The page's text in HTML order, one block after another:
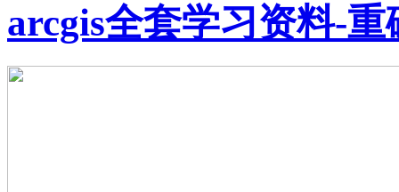
arcgis全套学习资料-